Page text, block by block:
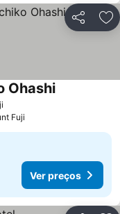
Partilhar
OhashiVer preços
Fuji
Ver preços